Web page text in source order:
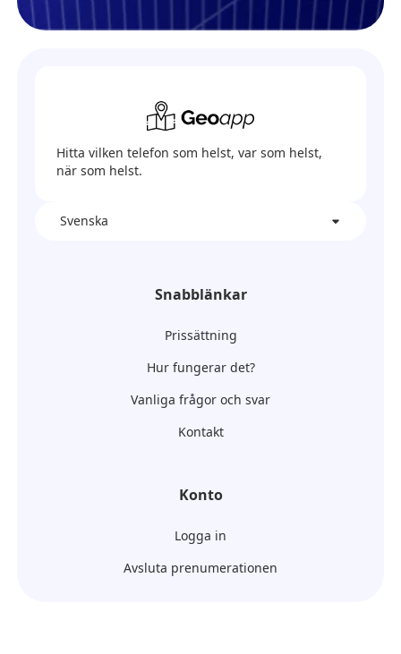
Hitta vilken telefon som helst, var som helst,
när som helst.
Svenska
Snabblänkar
Prissättning
Hur fungerar det?
Vanliga frågor och svar
Kontakt
Konto
Logga in
Avsluta prenumerationen